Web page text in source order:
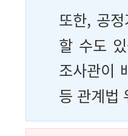
또한, 공
할 수도
조사관이
등 관계법